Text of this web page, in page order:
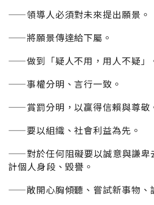
——領導人必須對未來提出願景。
——將願景傳達給下屬。
——做到「疑人不用，用人不疑」
——事權分明、言行一致。
——賞罰分明，以贏得信賴與尊敬
——要以組織、社會利益為先。
——對於任何阻礙要以誠意與謙卑
計個人身段、毀譽。
——敞開心胸傾聽、嘗試新事物、